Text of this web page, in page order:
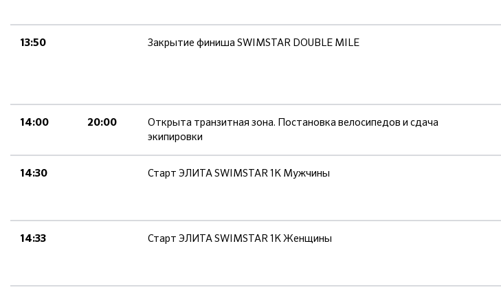
13:50 Закрытие финиша SWIMSTAR DOUBLE MILE
14:00 20:00
Открыта транзитная зона. Постановка велосипедов и сдача
экипировки
14:30 Старт ЭЛИТА SWIMSTAR 1K Мужчины
14:33 Старт ЭЛИТА SWIMSTAR 1K Женщины